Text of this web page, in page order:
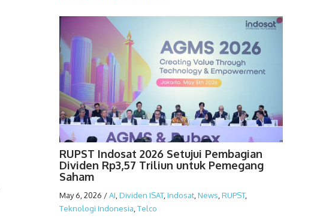
RUPST Indosat 2026 Setujui Pembagian
Dividen Rp3,57 Triliun untuk Pemegang
Saham
May 6, 2026 /AI,Dividen ISAT,Indosat,News,RUPST,
Teknologi Indonesia,Telco